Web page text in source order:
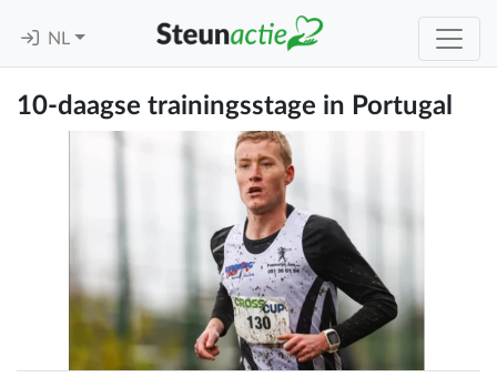
NL
10-daagse trainingsstage in Portugal